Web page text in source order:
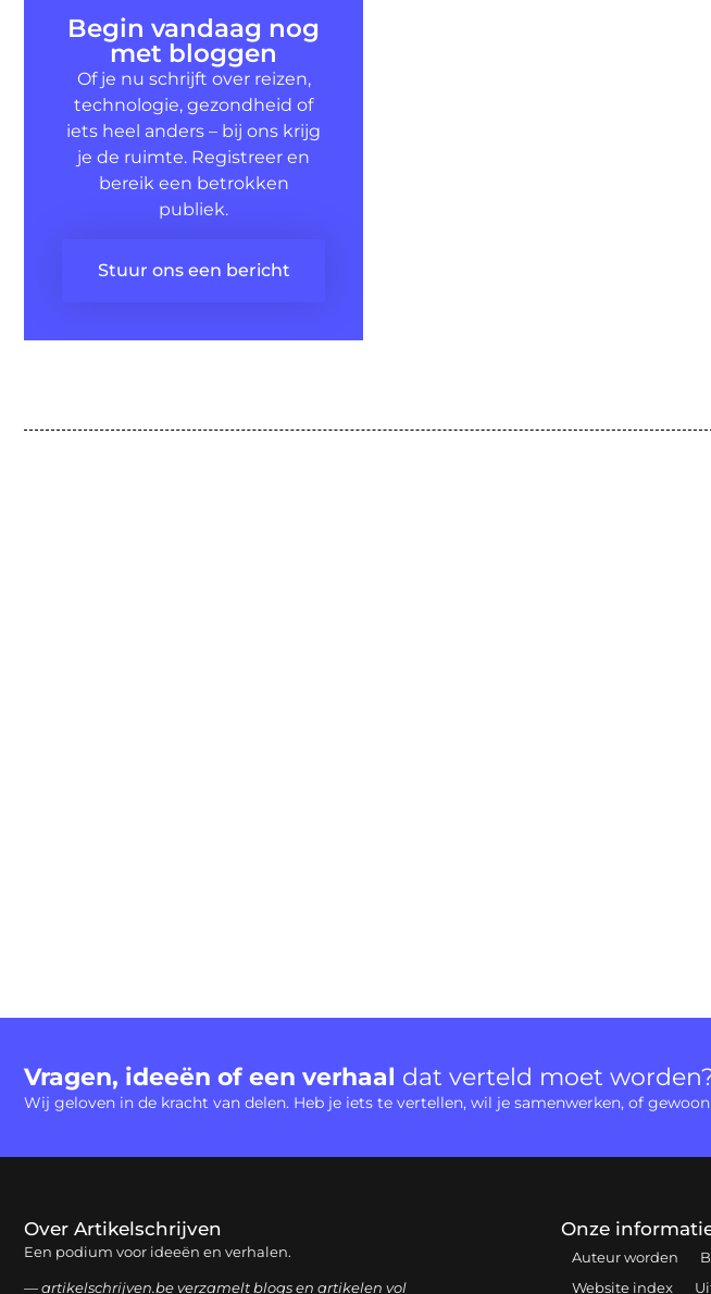
Begin vandaag nog
met bloggen
Of je nu schrijft over reizen,
technologie, gezondheid of
iets heel anders – bij ons krijg
je de ruimte. Registreer en
bereik een betrokken
publiek.
Stuur ons een bericht
Vragen, ideeën of een verhaal dat verteld moet
Wij geloven in de kracht van delen. Heb je iets te vertellen, wil je samenwerken, of
Over Artikelschrijven
Een podium voor ideeën en verhalen.
— artikelschrijven.be verzamelt blogs en artikelen vol
Onze
Auteur worden
Website index